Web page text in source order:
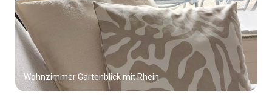
Wohnzimmer Gartenblick mit Rhein